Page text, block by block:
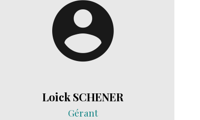
Loick SCHENER
Gérant